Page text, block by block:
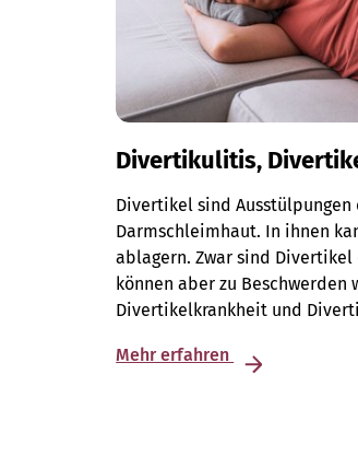
Divertikulitis,
Divertikel sind Ausstülpungen
Darmschleimhaut. In ihnen
ablagern. Zwar sind Divertikel
können aber zu Beschwerden
Divertikelkrankheit und
Mehr erfahren